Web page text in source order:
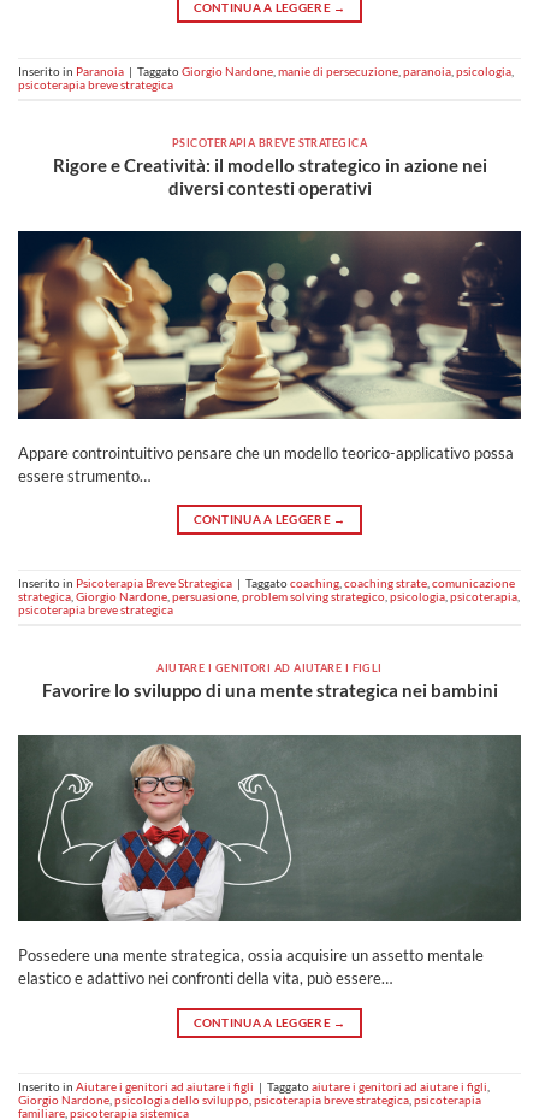
CONTINUA A LEGGERE →
Inserito in Paranoia | TaggatoGiorgio Nardone manie di persecuzione paranoia psicologia
psicoterapia breve strategica
PSICOTERAPIA BREVE STRATEGICA
Rigore e Creatività: il modello strategico in azione nei
diversi contesti operativi
Appare controintuitivo pensare che un modello teorico-applicativo possa
essere strumento…
CONTINUA A LEGGERE →
Inserito in Psicoterapia Breve Strategica | Taggatocoaching coaching strate comunicazione
strategica Giorgio Nardone persuasione problem solving strategico psicologia psicoterapia
psicoterapia breve strategica
AIUTARE I GENITORI AD AIUTARE I FIGLI
Favorire lo sviluppo di una mente strategica nei bambini
Possedere una mente strategica, ossia acquisire un assetto mentale
elastico e adattivo nei confronti della vita, può essere…
CONTINUA A LEGGERE →
Inserito in Aiutare i genitori ad aiutare i figli | Taggatoaiutare i genitori ad aiutare i figli
Giorgio Nardone psicologia dello sviluppo psicoterapia breve strategica psicoterapia
familiare psicoterapia sistemica